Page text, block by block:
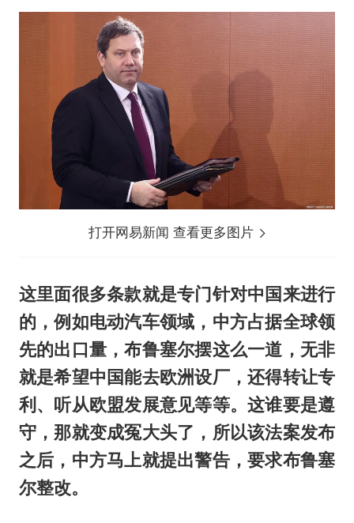
打开网易新闻 查看更多图片
这里面很多条款就是专门针对中国来进行
的，例如电动汽车领域，中方占据全球领
先的出口量，布鲁塞尔摆这么一道，无非
就是希望中国能去欧洲设厂，还得转让专
利、听从欧盟发展意见等等。这谁要是遵
守，那就变成冤大头了，所以该法案发布
之后，中方马上就提出警告，要求布鲁塞
尔整改。